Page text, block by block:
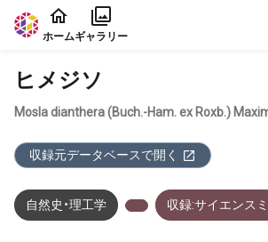
本文に飛ぶ
ホームギャラリー
ヒメジソ
Mosla dianthera (Buch.-Ham. ex Roxb.)
収録元データベースで開く
自然史・理工学 収録:サイエンス